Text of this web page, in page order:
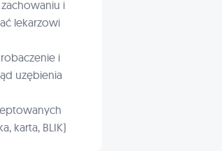
i
lekarzowi
i
uzębienia
karta, BLIK)